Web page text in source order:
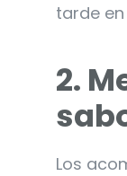
tarde
2.
Los